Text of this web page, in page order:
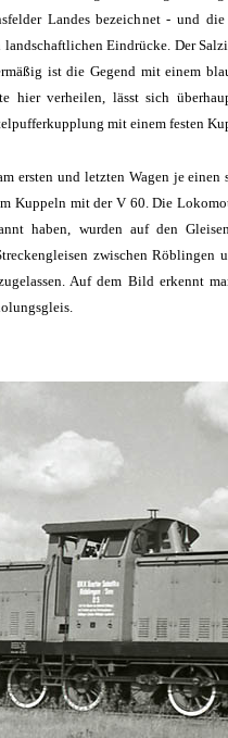
Landes bezeichnet - und
landschaftlichen Eindrücke. Der
ist die Gegend mit einem
hier verheilen, lässt sich
mit einem festen
ersten und letzten Wagen je
Kuppeln mit der V 60. Die
haben, wurden auf den
zwischen Röblingen
Auf dem Bild erkennt